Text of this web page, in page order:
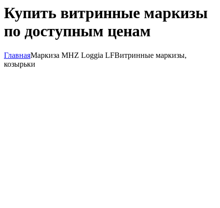
Купить витринные маркизы
по доступным ценам
ГлавнаяМаркиза MHZ Loggia LFВитринные маркизы,
козырьки